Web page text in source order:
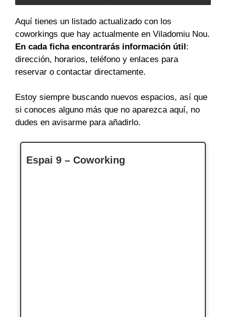
Aquí tienes un listado actualizado con los
coworkings que hay actualmente en Viladomiu Nou.
En cada ficha encontrarás información útil:
dirección, horarios, teléfono y enlaces para
reservar o contactar directamente.
Estoy siempre buscando nuevos espacios, así que
si conoces alguno más que no aparezca aquí, no
dudes en avisarme para añadirlo.
Espai 9 – Coworking